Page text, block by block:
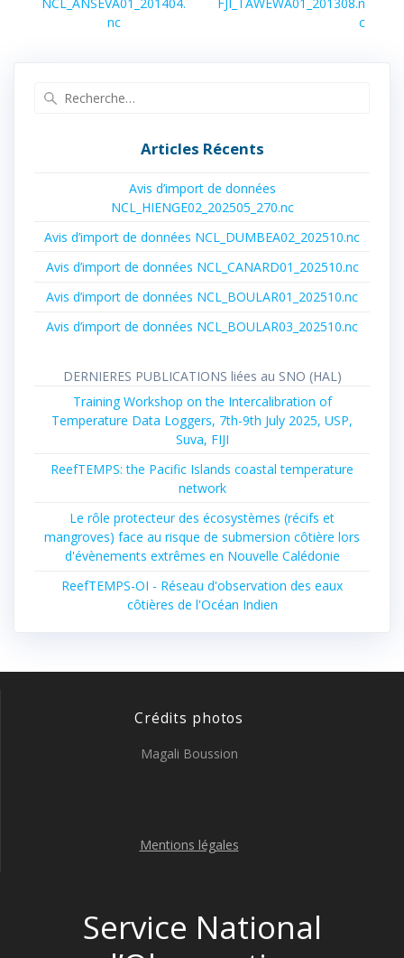
l’article
nc
c
Articles Récents
Avis d’import de données
NCL_HIENGE02_202505_270.nc
Avis d’import de données NCL_DUMBEA02_202510.nc
Avis d’import de données NCL_CANARD01_202510.nc
Avis d’import de données NCL_BOULAR01_202510.nc
Avis d’import de données NCL_BOULAR03_202510.nc
DERNIERES PUBLICATIONS liées au SNO (HAL)
Training Workshop on the Intercalibration of
Temperature Data Loggers, 7th-9th July 2025, USP,
Suva, FIJI
ReefTEMPS: the Pacific Islands coastal temperature
network
Le rôle protecteur des écosystèmes (récifs et
mangroves) face au risque de submersion côtière lors
d'évènements extrêmes en Nouvelle Calédonie
ReefTEMPS-OI - Réseau d'observation des eaux
côtières de l'Océan Indien
Crédits photos
Magali Boussion
Mentions légales
Service National